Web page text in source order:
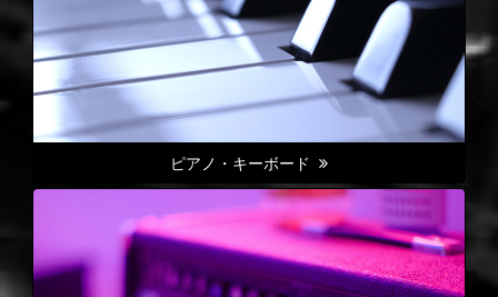
ピアノ・キーボード